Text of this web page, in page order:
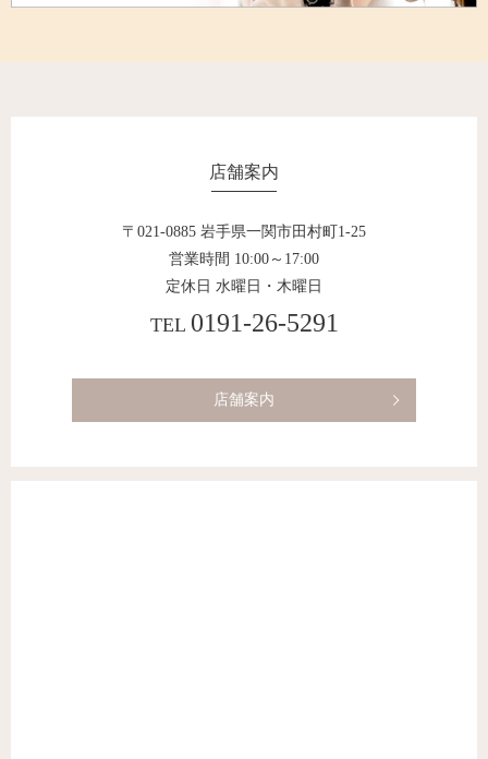
店舗案内
〒021-0885 岩手県一関市田村町1-25
営業時間 10:00～17:00
定休日 水曜日・木曜日
TEL 0191-26-5291
店舗案内